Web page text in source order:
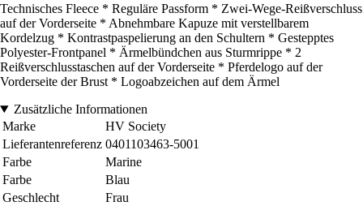
Technisches Fleece * Reguläre Passform * Zwei-Wege-Reißverschluss
auf der Vorderseite * Abnehmbare Kapuze mit verstellbarem
Kordelzug * Kontrastpaspelierung an den Schultern * Gestepptes
Polyester-Frontpanel * Ärmelbündchen aus Sturmrippe * 2
Reißverschlusstaschen auf der Vorderseite * Pferdelogo auf der
Vorderseite der Brust * Logoabzeichen auf dem Ärmel
Zusätzliche Informationen
Marke
HV Society
Lieferantenreferenz 0401103463-5001
Farbe
Marine
Farbe
Blau
Geschlecht
Frau